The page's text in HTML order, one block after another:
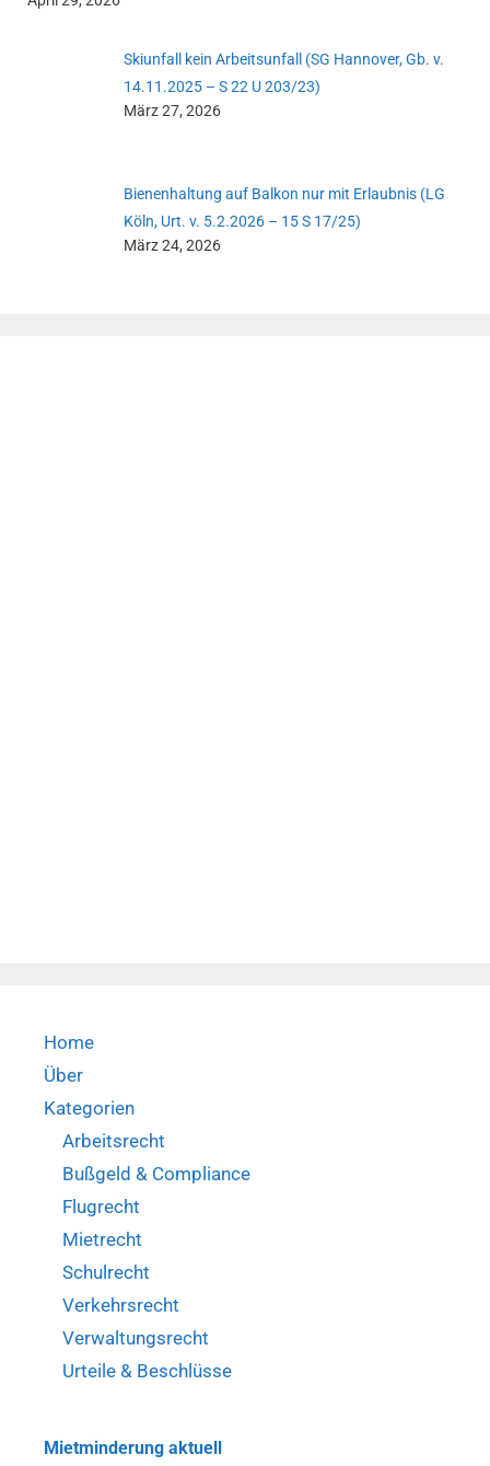
Skiunfall kein Arbeitsunfall (SG Hannover, Gb. v.
14.11.2025 – S 22 U 203/23)
März 27, 2026
Bienenhaltung auf Balkon nur mit Erlaubnis (LG
Köln, Urt. v. 5.2.2026 – 15 S 17/25)
März 24, 2026
Home
Über
Kategorien
Arbeitsrecht
Bußgeld & Compliance
Flugrecht
Mietrecht
Schulrecht
Verkehrsrecht
Verwaltungsrecht
Urteile & Beschlüsse
Mietminderung aktuell